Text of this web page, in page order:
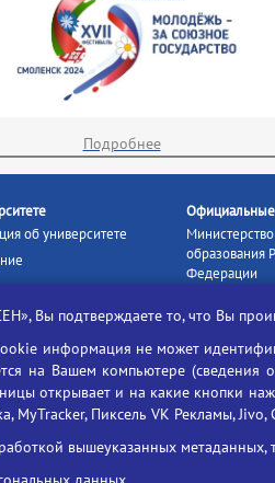
Подробнее
об университете
выпускников
граждан
замещение
научно-
работников
Официальные
образования
Федерации
Портал
образование»
Единое окно
ресурсов
Единая
Вы подтверждаете то, что Вы
информация не может
на Вашем компьютере (сведения
открывает и на какие кнопки
MyTracker, Пиксель VK Рекламы, Jivo,
вышеуказанных